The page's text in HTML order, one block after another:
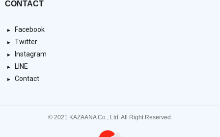
CONTACT
Facebook
Twitter
Instagram
LINE
Contact
© 2021 KAZAANA Co., Ltd. All Right Reserved.